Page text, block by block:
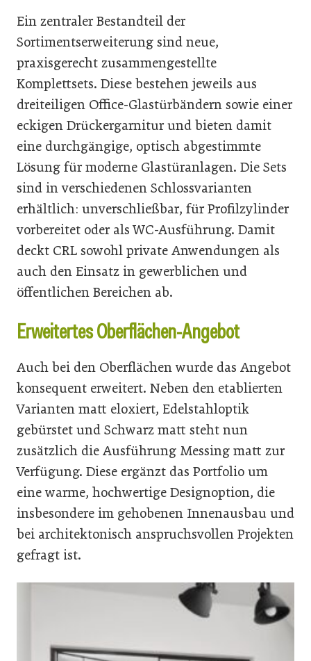
Ein zentraler Bestandteil der
Sortimentserweiterung sind neue,
praxisgerecht zusammengestellte
Komplettsets. Diese bestehen jeweils aus
dreiteiligen Office-Glastürbändern sowie einer
eckigen Drückergarnitur und bieten damit
eine durchgängige, optisch abgestimmte
Lösung für moderne Glastüranlagen. Die Sets
sind in verschiedenen Schlossvarianten
erhältlich: unverschließbar, für Profilzylinder
vorbereitet oder als WC-Ausführung. Damit
deckt CRL sowohl private Anwendungen als
auch den Einsatz in gewerblichen und
öffentlichen Bereichen ab.
Erweitertes Oberflächen-Angebot
Auch bei den Oberflächen wurde das Angebot
konsequent erweitert. Neben den etablierten
Varianten matt eloxiert, Edelstahloptik
gebürstet und Schwarz matt steht nun
zusätzlich die Ausführung Messing matt zur
Verfügung. Diese ergänzt das Portfolio um
eine warme, hochwertige Designoption, die
insbesondere im gehobenen Innenausbau und
bei architektonisch anspruchsvollen Projekten
gefragt ist.